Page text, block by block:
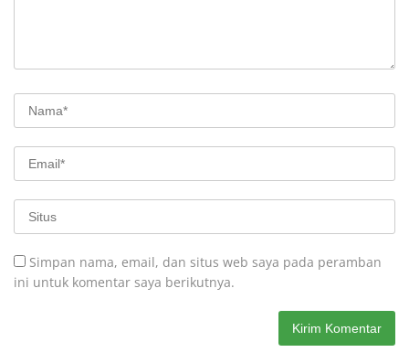
Simpan nama, email, dan situs web saya pada peramban
ini untuk komentar saya berikutnya.